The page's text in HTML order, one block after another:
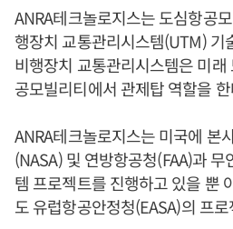
ANRA테크놀로지스는 도심항공
행장치 교통관리시스템(UTM) 기
비행장치 교통관리시스템은 미
공모빌리티에서 관제탑 역할을
ANRA테크놀로지스는 미국에 본
(NASA) 및 연방항공청(FAA)과
템 프로젝트를 진행하고 있을 뿐
도 유럽항공안정청(EASA)의 프